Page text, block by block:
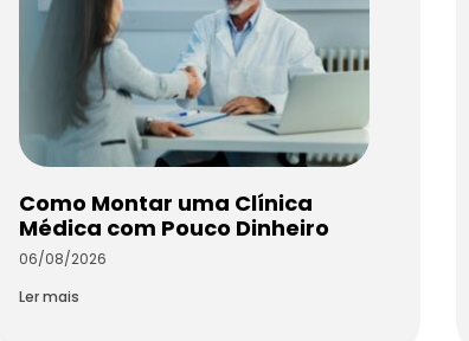
Como Montar uma Clínica
Médica com Pouco Dinheiro
06/08/2026
Ler mais